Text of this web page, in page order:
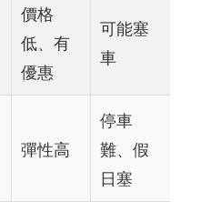
價格
低、有
優惠
可能塞
車
彈性高
停車
難、假
日塞